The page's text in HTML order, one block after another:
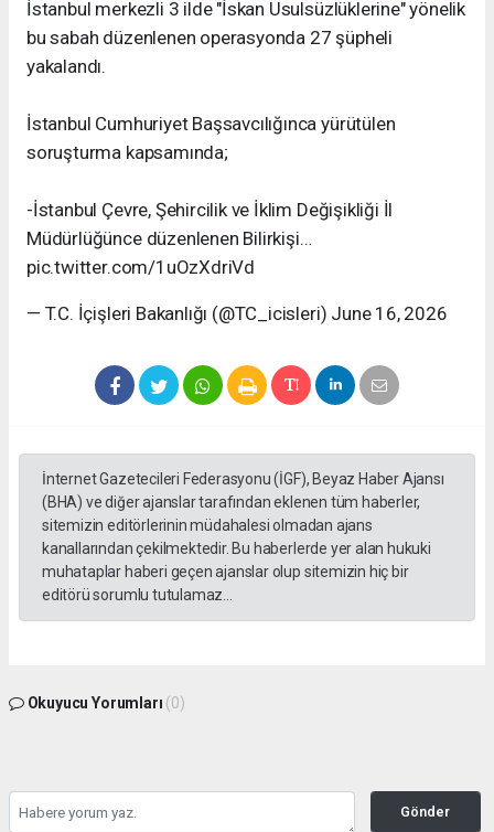
İstanbul merkezli 3 ilde "İskan Usulsüzlüklerine" yönelik
bu sabah düzenlenen operasyonda 27 şüpheli
yakalandı.
İstanbul Cumhuriyet Başsavcılığınca yürütülen
soruşturma kapsamında;
-İstanbul Çevre, Şehircilik ve İklim Değişikliği İl
Müdürlüğünce düzenlenen Bilirkişi…
pic.twitter.com/1uOzXdriVd
— T.C. İçişleri Bakanlığı (@TC_icisleri) June 16, 2026
İnternet Gazetecileri Federasyonu (İGF), Beyaz Haber Ajansı
(BHA) ve diğer ajanslar tarafından eklenen tüm haberler,
sitemizin editörlerinin müdahalesi olmadan ajans
kanallarından çekilmektedir. Bu haberlerde yer alan hukuki
muhataplar haberi geçen ajanslar olup sitemizin hiç bir
editörü sorumlu tutulamaz...
Okuyucu Yorumları (0)
Gönder